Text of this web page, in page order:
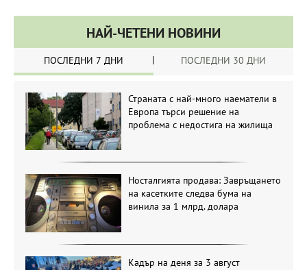
НАЙ-ЧЕТЕНИ НОВИНИ
ПОСЛЕДНИ 7 ДНИ ПОСЛЕДНИ 30 ДНИ
Страната с най-много наематели в
Европа търси решение на
проблема с недостига на жилища
Носталгията продава: Завръщането
на касетките следва бума на
винила за 1 млрд. долара
Кадър на деня за 3 август